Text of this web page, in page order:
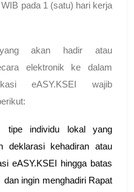
pada 1 (satu) hari kerja
akan hadir atau
elektronik ke dalam
eASY.KSEI wajib
tipe individu lokal yang
deklarasi kehadiran atau
eASY.KSEI hingga batas
ingin menghadiri Rapat